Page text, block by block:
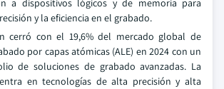
a dispositivos lógicos y de memoria para
y la eficiencia en el grabado.
cerró con el 19,6% del mercado global de
por capas atómicas (ALE) en 2024 con un
de soluciones de grabado avanzadas. La
en tecnologías de alta precisión y alta